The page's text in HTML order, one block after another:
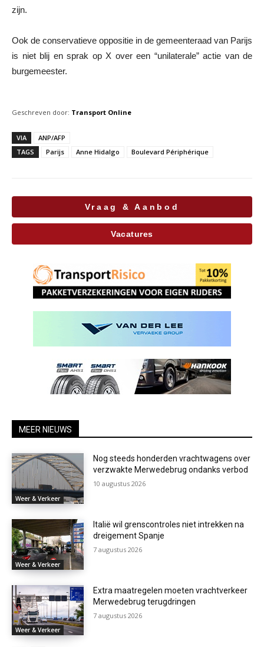
zijn.
Ook de conservatieve oppositie in de gemeenteraad van Parijs
is niet blij en sprak op X over een “unilaterale” actie van de
burgemeester.
Geschreven door: Transport Online
VIA
ANP/AFP
TAGS
Parijs Anne Hidalgo Boulevard Périphérique
Vraag & Aanbod
Vacatures
MEER NIEUWS
Weer & Verkeer
Nog steeds honderden vrachtwagens over
verzwakte Merwedebrug ondanks verbod
10 augustus 2026
Weer & Verkeer
Italië wil grenscontroles niet intrekken na
dreigement Spanje
7 augustus 2026
Weer & Verkeer
Extra maatregelen moeten vrachtverkeer
Merwedebrug terugdringen
7 augustus 2026